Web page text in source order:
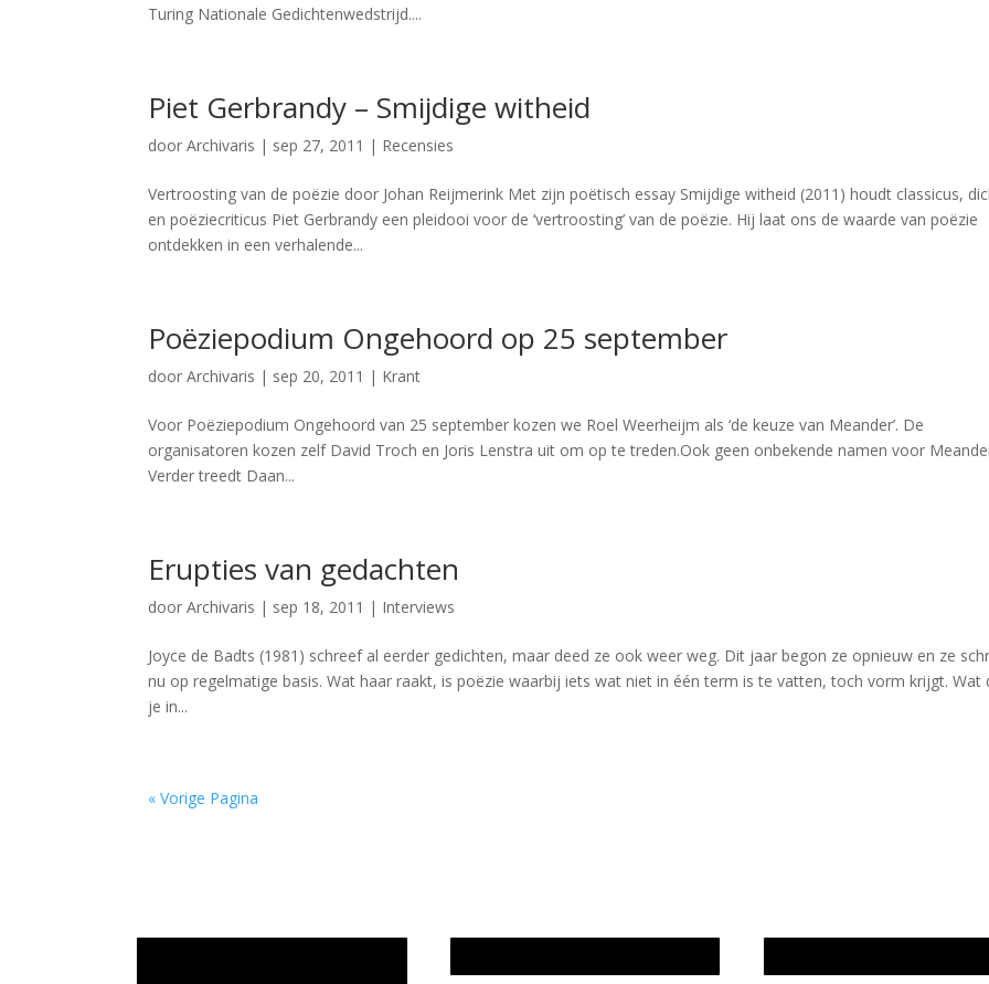
Turing Nationale Gedichtenwedstrijd....
Piet Gerbrandy – Smijdige witheid
doorArchivaris | sep 27, 2011 | Recensies
Vertroosting van de poëzie door Johan Reijmerink Met zijn poëtisch essay Smijdige witheid (2011) houdt classicus,
en poëziecriticus Piet Gerbrandy een pleidooi voor de ‘vertroosting’ van de poëzie. Hij laat ons de waarde van poëzie
ontdekken in een verhalende...
Poëziepodium Ongehoord op 25 september
doorArchivaris | sep 20, 2011 | Krant
Voor Poëziepodium Ongehoord van 25 september kozen we Roel Weerheijm als ‘de keuze van Meander’. De
organisatoren kozen zelf David Troch en Joris Lenstra uit om op te treden.Ook geen onbekende namen voor
Verder treedt Daan...
Erupties van gedachten
doorArchivaris | sep 18, 2011 | Interviews
Joyce de Badts (1981) schreef al eerder gedichten, maar deed ze ook weer weg. Dit jaar begon ze opnieuw en ze
nu op regelmatige basis. Wat haar raakt, is poëzie waarbij iets wat niet in één term is te vatten, toch vorm krijgt. Wat
je in...
« Vorige Pagina